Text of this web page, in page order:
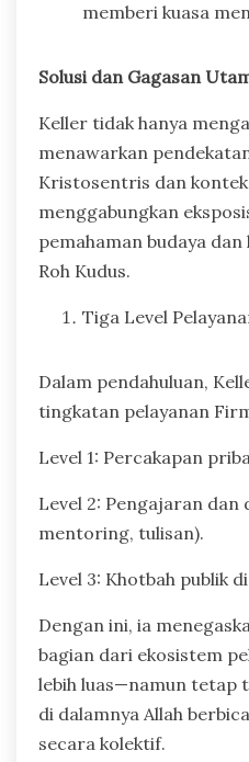
memberi kuasa
Solusi dan Gagasan
Keller tidak hanya
menawarkan
Kristosentris dan
menggabungkan
pemahaman budaya
Roh Kudus.
Tiga Level
Dalam pendahuluan,
tingkatan pelayanan
Level 1: Percakapan
Level 2: Pengajaran dan
mentoring, tulisan).
Level 3: Khotbah publik
Dengan ini, ia
bagian dari ekosistem
lebih luas—namun tetap
di dalamnya Allah
secara kolektif.